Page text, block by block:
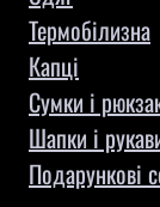
Термобілизна
Капці
Сумки і
Шапки і
Подарункові